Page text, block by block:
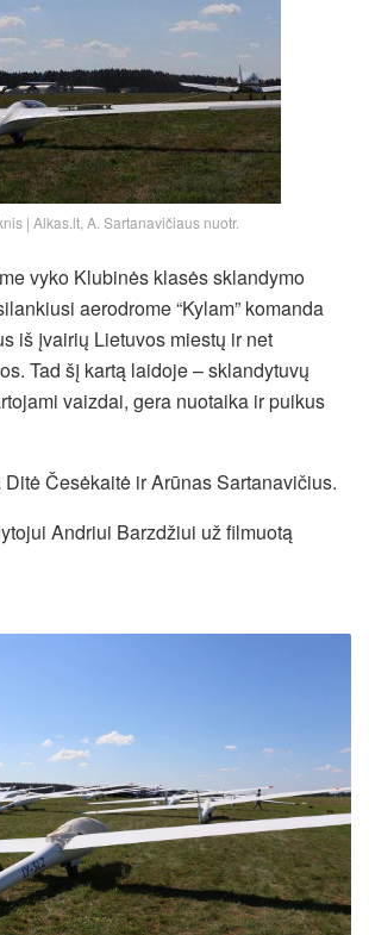
| Alkas.lt, A. Sartanavičiaus nuotr.
vyko Klubinės klasės sklandymo
aerodrome “Kylam” komanda
iš įvairių Lietuvos miestų ir net
Tad šį kartą laidoje – sklandytuvų
vaizdai, gera nuotaika ir puikus
Ditė Česėkaitė ir Arūnas Sartanavičius.
Andriui Barzdžiui už filmuotą